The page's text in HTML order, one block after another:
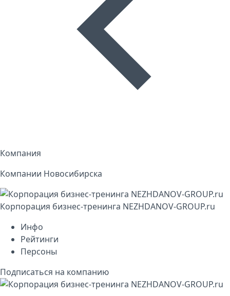
Компания
Компании Новосибирска
Корпорация бизнес-тренинга NEZHDANOV-GROUP.ru
Инфо
Рейтинги
Персоны
Подписаться на компанию